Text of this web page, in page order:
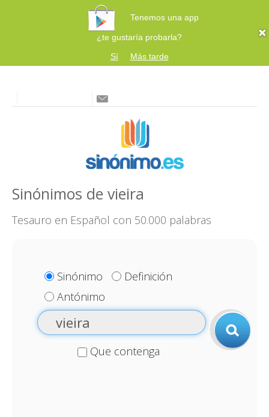
Tenemos una app
¿te gustaría probarla?
Sí
Más tarde
Sinónimos de vieira
Tesauro en Español con 50.000 palabras
Sinónimo
Definición
Antónimo
Que contenga